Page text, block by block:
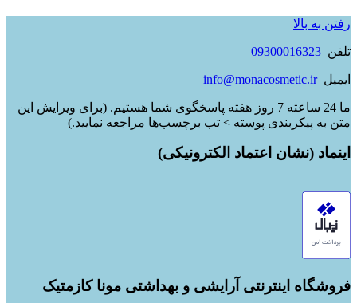
رفتن به بالا
تلفن 09300016323
ایمیلinfo@monacosmetic.ir
ما 24 ساعته 7 روز هفته پاسخگوی شما هستیم. (برای ویرایش این
متن به پیکربندی پوسته > تب برچسب‌ها مراجعه نمایید.)
اینماد (نشان اعتماد الکترونیکی)
فروشگاه اینترنتی آرایشی و بهداشتی مونا کازمتیک